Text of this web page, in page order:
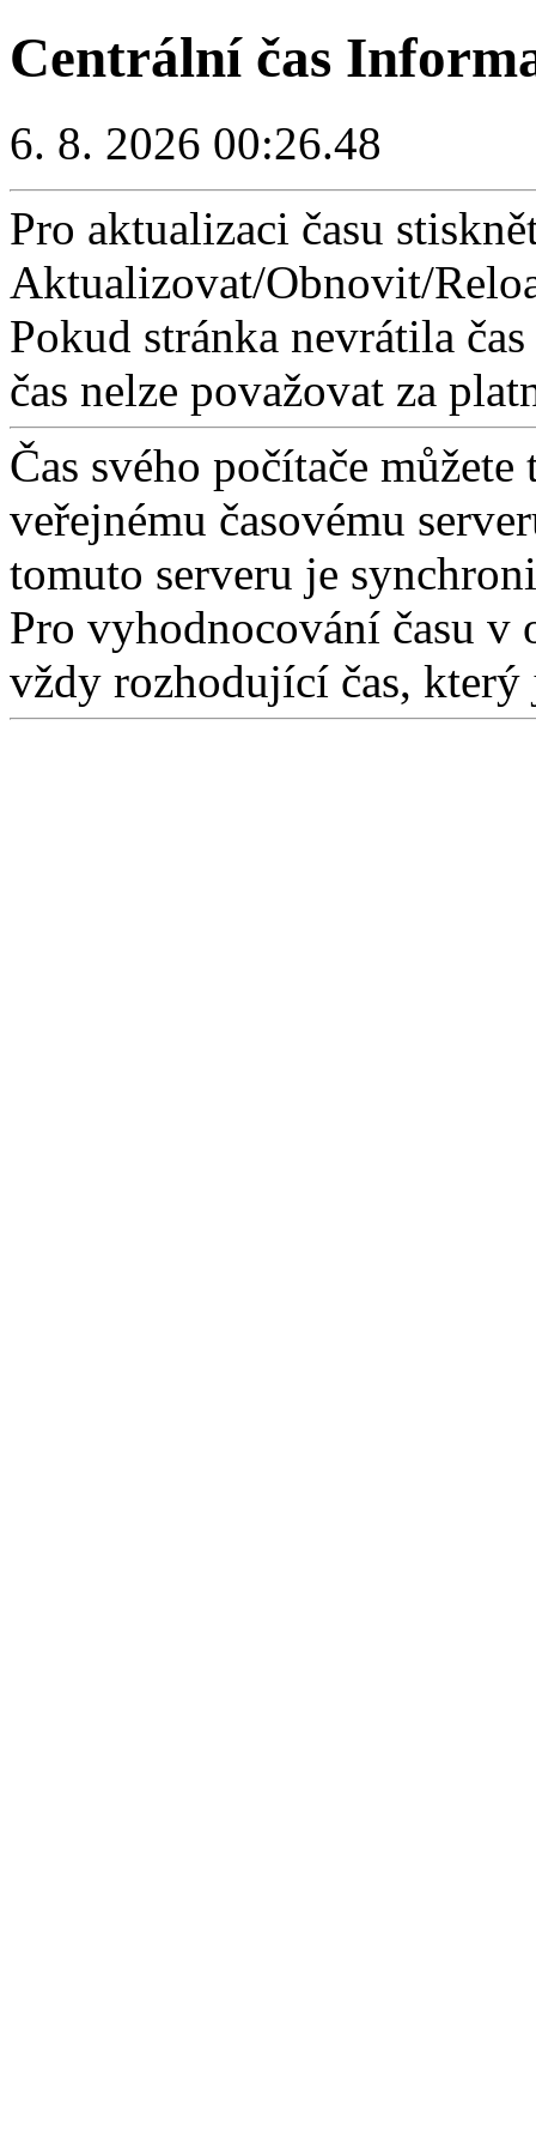
Centrální čas
6. 8. 2026 00:26.48
Pro aktualizaci času
Aktualizovat/Obnovit/
Pokud stránka nevrátila
čas nelze považovat za
Čas svého počítače
veřejnému časovému
tomuto serveru je
Pro vyhodnocování času v
vždy rozhodující čas, který